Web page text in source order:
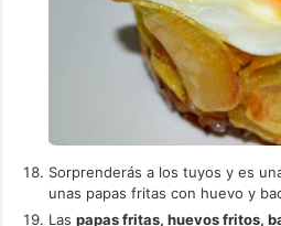
Sorprenderás a los tuyos y es
unas papas fritas con huevo y
Laspapas fritas, huevos fritos,